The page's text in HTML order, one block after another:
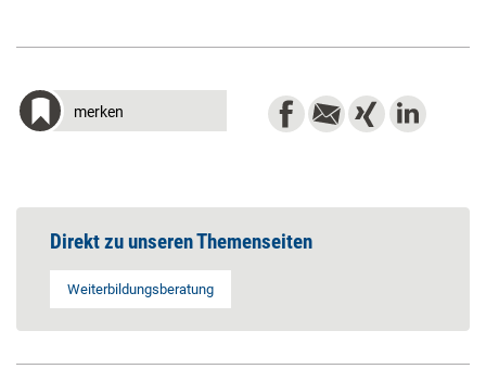
merken
Direkt zu unseren Themenseiten
Weiterbildungsberatung